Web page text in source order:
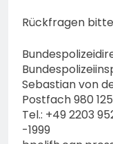
Rückfragen
Sebastian von
Postfach 980 125
Tel.: +49 2203
-1999